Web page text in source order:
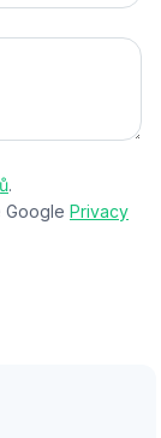
.
Google Privacy